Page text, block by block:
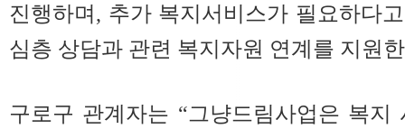
진행하며, 추가 복지서비스가 필요하다
심층 상담과 관련 복지자원 연계를 지원
구로구 관계자는 “그냥드림사업은 복